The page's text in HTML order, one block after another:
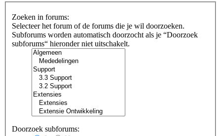
Zoeken in forums:
Selecteer het forum of de forums die je wil doorzoeken.
Subforums worden automatisch doorzocht als je “Doorzoek
subforums“ hieronder niet uitschakelt.
Doorzoek subforums: